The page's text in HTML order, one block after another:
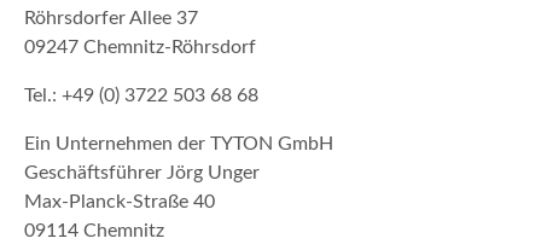
Röhrsdorfer Allee 37
09247 Chemnitz-Röhrsdorf
Tel.: +49 (0) 3722 503 68 68
Ein Unternehmen der TYTON GmbH
Geschäftsführer Jörg Unger
Max-Planck-Straße 40
09114 Chemnitz